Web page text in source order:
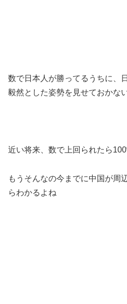
数で日本人が勝ってるうちに、
毅然とした姿勢を見せておかな
近い将来、数で上回られたら
もうそんなの今までに中国が周
らわかるよね